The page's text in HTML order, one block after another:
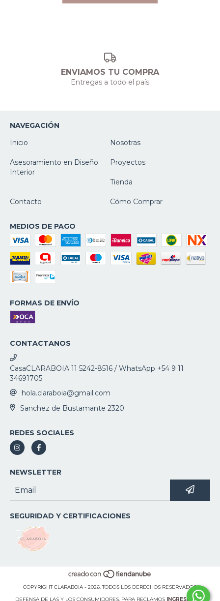
ENVIAMOS TU COMPRA
Entregas a todo el país
NAVEGACIÓN
Inicio
Nosotras
Asesoramiento en Diseño
Interior
Proyectos
Tienda
Contacto Cómo Comprar
MEDIOS DE PAGO
FORMAS DE ENVÍO
CONTACTANOS
CasaCLARABOIA 11 5242-8516 / WhatsApp +54 9 11
34691705
hola.claraboia@gmail.com
Sanchez de Bustamante 2320
REDES SOCIALES
NEWSLETTER
SEGURIDAD Y CERTIFICACIONES
COPYRIGHT CLARABOIA - 2026. TODOS LOS DERECHOS RESERVADOS.
DEFENSA DE LAS Y LOS CONSUMIDORES. PARA RECLAMOS INGRESÁ ACÁ.